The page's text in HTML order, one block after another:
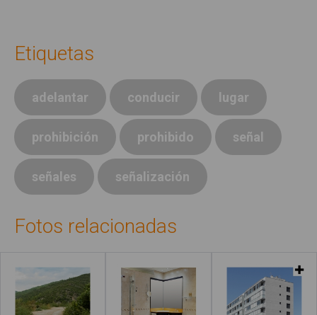
Etiquetas
adelantar conducir lugar
prohibición prohibido señal
señales señalización
Fotos relacionadas